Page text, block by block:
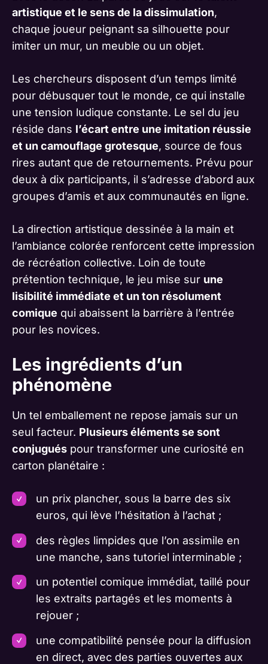
artistique et le sens de la dissimulation,
chaque joueur peignant sa silhouette pour
imiter un mur, un meuble ou un objet.
Les chercheurs disposent d’un temps limité
pour débusquer tout le monde, ce qui installe
une tension ludique constante. Le sel du jeu
réside dans l’écart entre une imitation réussie
et un camouflage grotesque, source de fous
rires autant que de retournements. Prévu pour
deux à dix participants, il s’adresse d’abord aux
groupes d’amis et aux communautés en ligne.
La direction artistique dessinée à la main et
l’ambiance colorée renforcent cette impression
de récréation collective. Loin de toute
prétention technique, le jeu mise sur une
lisibilité immédiate et un ton résolument
comique qui abaissent la barrière à l’entrée
pour les novices.
Les ingrédients d’un
phénomène
Un tel emballement ne repose jamais sur un
seul facteur. Plusieurs éléments se sont
conjugués pour transformer une curiosité en
carton planétaire :
un prix plancher, sous la barre des six
euros, qui lève l’hésitation à l’achat ;
des règles limpides que l’on assimile en
une manche, sans tutoriel interminable ;
un potentiel comique immédiat, taillé pour
les extraits partagés et les moments à
rejouer ;
une compatibilité pensée pour la diffusion
en direct, avec des parties ouvertes aux